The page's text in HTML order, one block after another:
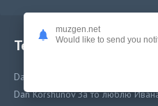
Текст песни
Dan Korshunov, VELIKOPOLSKAYA -
Dan Korshunov За то люблю
muzgen.net
Would like to send you